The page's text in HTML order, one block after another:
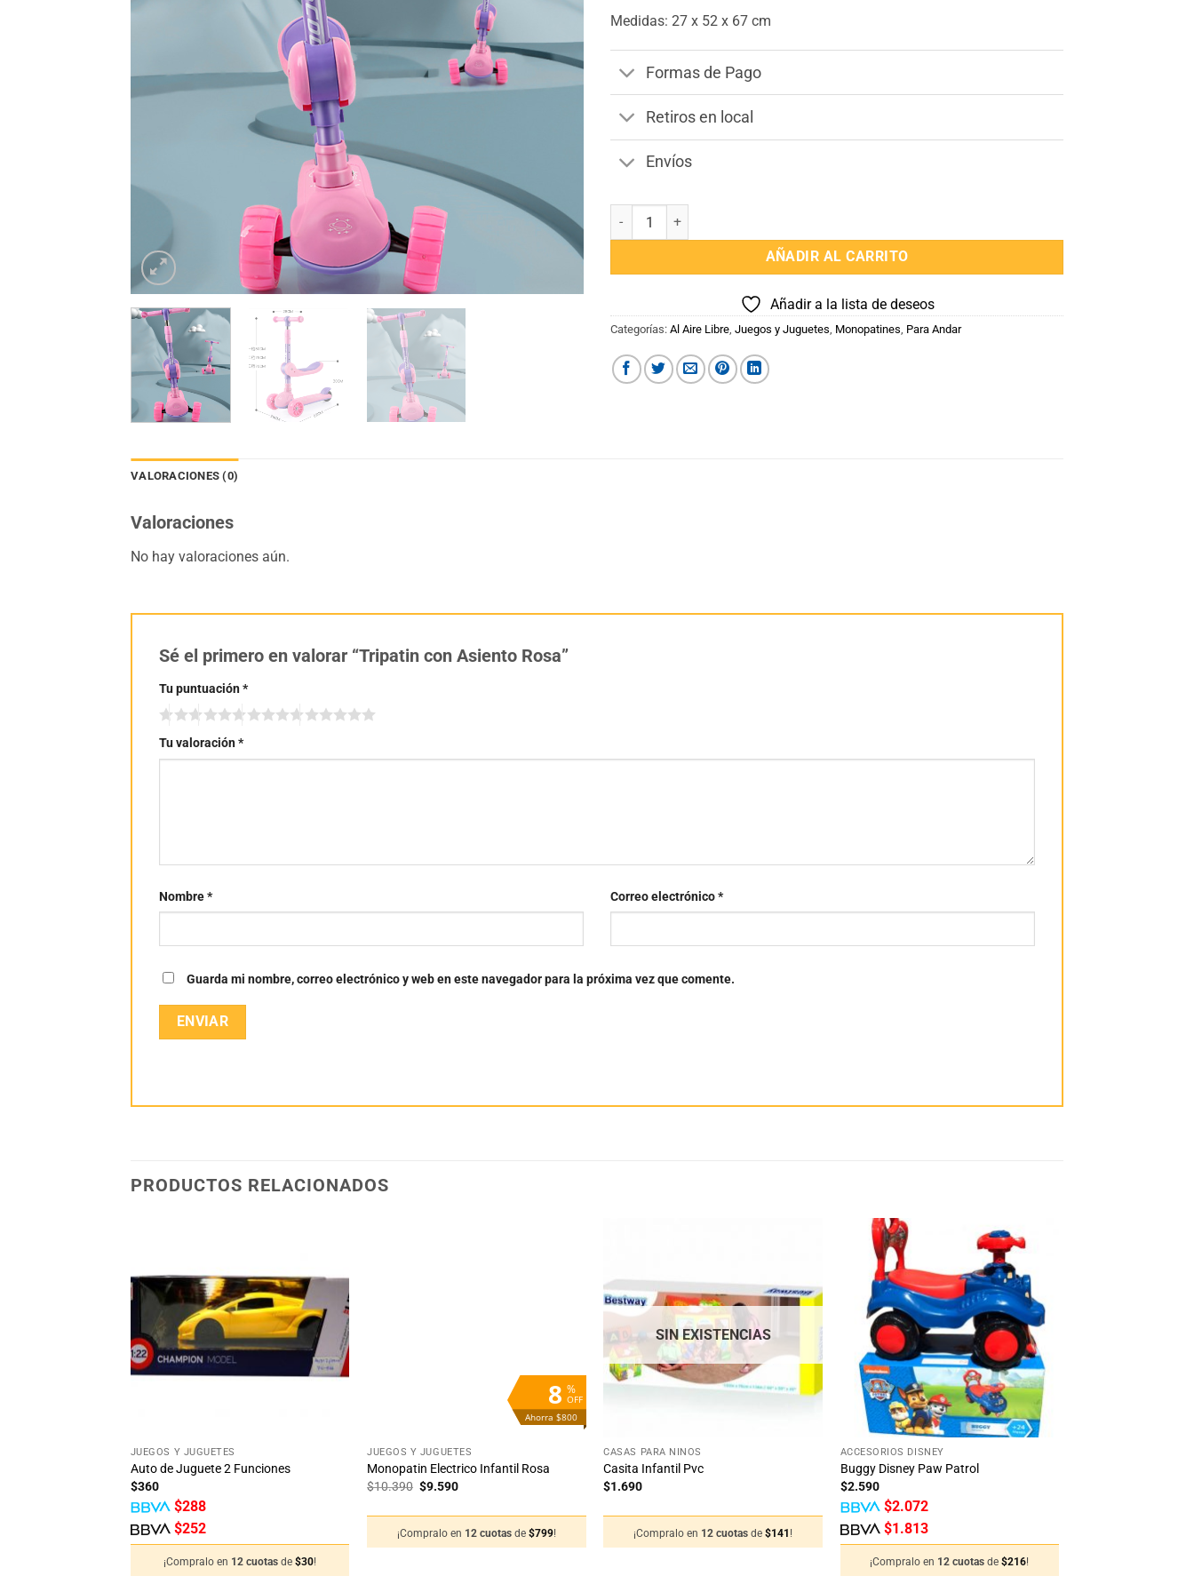
Medidas: 27 x 52 x 67 cm
Formas de Pago
Retiros en local
Envíos
Tripatin con Asiento Rosa cantidad
AÑADIR AL CARRITO
Añadir a la lista de deseos
Categorías: Al Aire Libre Juegos y Juguetes Monopatines Para Andar
VALORACIONES (0)
Valoraciones
No hay valoraciones aún.
Sé el primero en valorar “Tripatin con Asiento Rosa”
Tu puntuación*
Tu valoración*
Nombre* Correo electrónico*
Guarda mi nombre, correo electrónico y web en este navegador para la próxima vez que comente.
PRODUCTOS RELACIONADOS
a la
de
deseos
JUEGOS Y JUGUETES
Auto de Juguete 2 Funciones
$360
$288
$252
¡Compralo en 12 cuotasde$30!
%
OFF
8
Ahorra $800
JUEGOS Y JUGUETES
Monopatin Electrico Infantil Rosa
$10.390 El
$10.390.
$9.590El
$9.590.
¡Compralo en 12 cuotas de $799!
lista
de
SIN EXISTENCIAS
CASAS PARA NIÑOS
Casita Infantil Pvc
$1.690
¡Compralo en 12 cuotasde$141 !
Añadir
a la
lista
de
deseos
+
ACCESORIOS DISNEY
Buggy Disney Paw Patrol
$2.590
$2.072
$1.813
¡Compralo en 12 cuotasde$216!